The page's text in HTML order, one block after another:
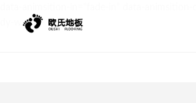
dy-wrap">